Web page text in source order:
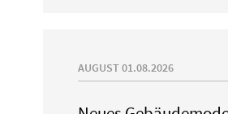
AUGUST 01.08.2026